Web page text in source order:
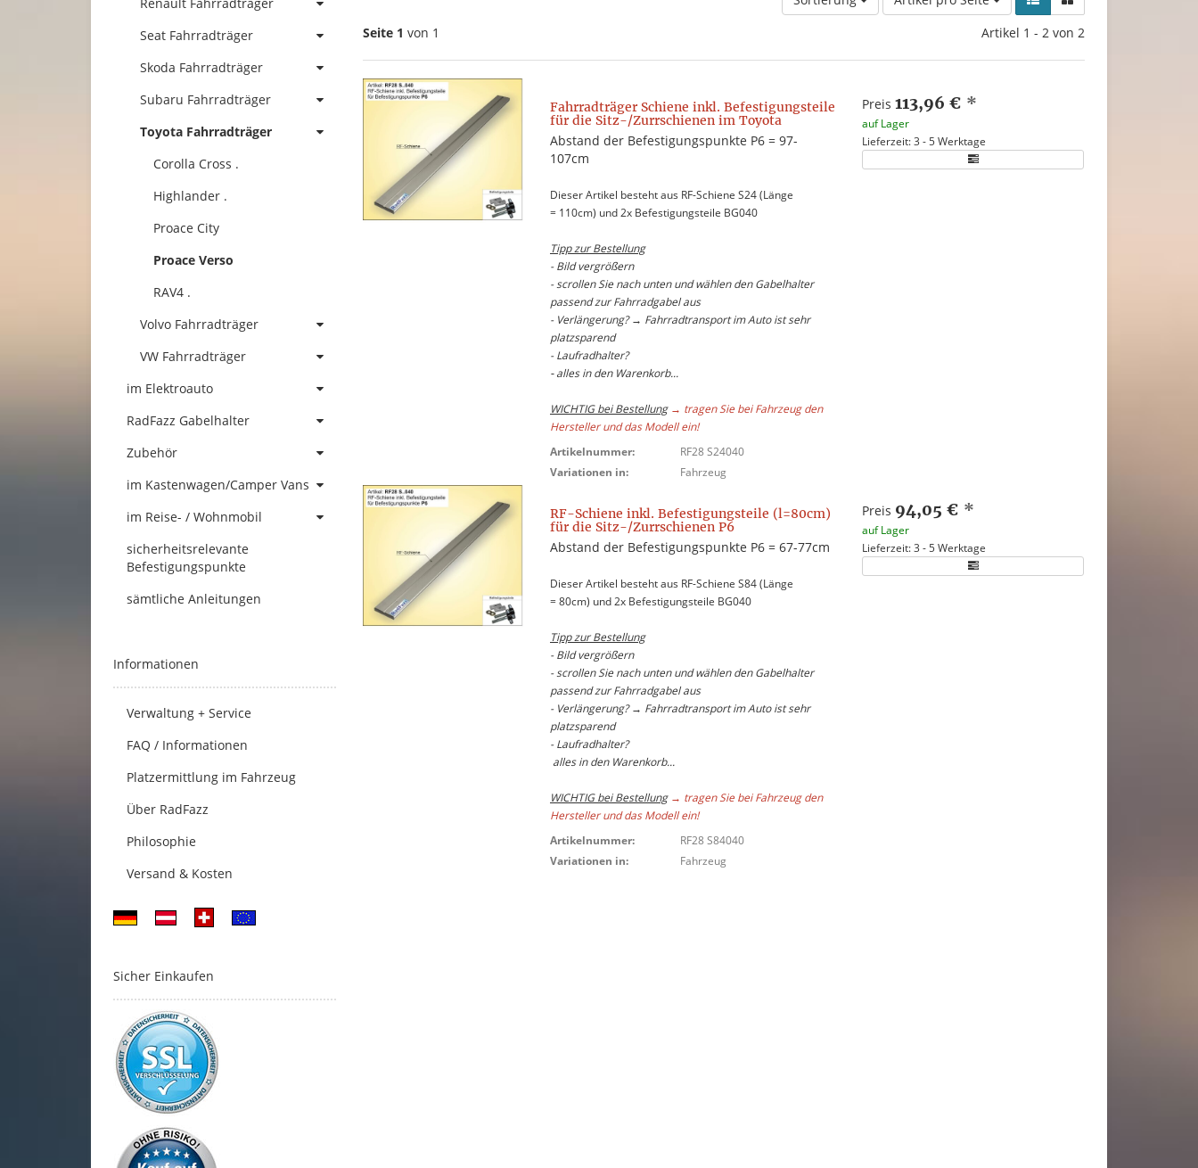
Seite 1 von 1 Artikel 1 - 2 von 2
Fahrradträger Schiene inkl. Befestigungsteile
für die Sitz-/Zurrschienen im Toyota
Abstand der Befestigungspunkte P6 = 97-
107cm
Dieser Artikel besteht aus RF-Schiene S24 (Länge
= 110cm) und 2x Befestigungsteile BG040
Tipp zur Bestellung
- Bild vergrößern
- scrollen Sie nach unten und wählen den Gabelhalter
passend zur Fahrradgabel aus
- Verlängerung? → Fahrradtransport im Auto ist sehr
platzsparend
- Laufradhalter?
-alles in den Warenkorb...
WICHTIG bei Bestellung → tragen Sie bei Fahrzeug den
Hersteller und das Modell ein!
Artikelnummer:
RF28 S24040
Variationen in:
Fahrzeug
Preis 113,96 € *
auf Lager
Lieferzeit: 3 - 5 Werktage
RF-Schiene inkl. Befestigungsteile (l=80cm)
für die Sitz-/Zurrschienen P6
Abstand der Befestigungspunkte P6 = 67-77cm
Dieser Artikel besteht aus RF-Schiene S84 (Länge
= 80cm) und 2x Befestigungsteile BG040
Tipp zur Bestellung
- Bild vergrößern
- scrollen Sie nach unten und wählen den Gabelhalter
passend zur Fahrradgabel aus
- Verlängerung? → Fahrradtransport im Auto ist sehr
platzsparend
- Laufradhalter?
alles in den Warenkorb...
WICHTIG bei Bestellung → tragen Sie bei Fahrzeug den
Hersteller und das Modell ein!
Artikelnummer:
RF28 S84040
Variationen in:
Fahrzeug
Preis 94,05 € *
auf Lager
Lieferzeit: 3 - 5 Werktage
Seat Fahrradträger
Skoda Fahrradträger
Subaru Fahrradträger
Toyota Fahrradträger
Corolla Cross .
Highlander .
Proace City
Proace Verso
RAV4 .
Volvo Fahrradträger
VW Fahrradträger
im Elektroauto
RadFazz Gabelhalter
Zubehör
im Kastenwagen/Camper Vans
im Reise- / Wohnmobil
sicherheitsrelevante
Befestigungspunkte
sämtliche Anleitungen
Informationen
Verwaltung + Service
FAQ / Informationen
Platzermittlung im Fahrzeug
Über RadFazz
Philosophie
Versand & Kosten
Sicher Einkaufen